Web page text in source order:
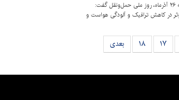
معاون حمل‌ونقل و ترافیک شهرداری کرج به مناسبت نزدیک شدن به ۲۶ آذرماه، روز ملی حمل‌ونقل گفت:
در کاهش ترافیک و آلودگی هواست و
۱۷ ۱۸ بعدی